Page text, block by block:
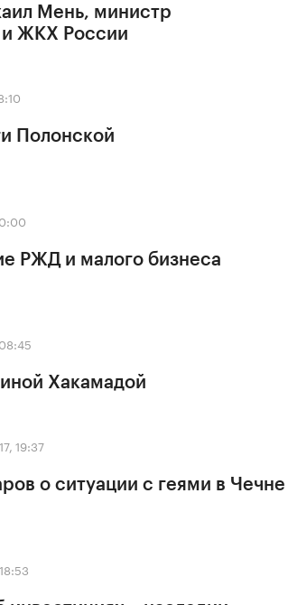
Мень, министр
и ЖКХ России
Полонской
РЖД и малого бизнеса
Хакамадой
19:37
о ситуации с геями в Чечне